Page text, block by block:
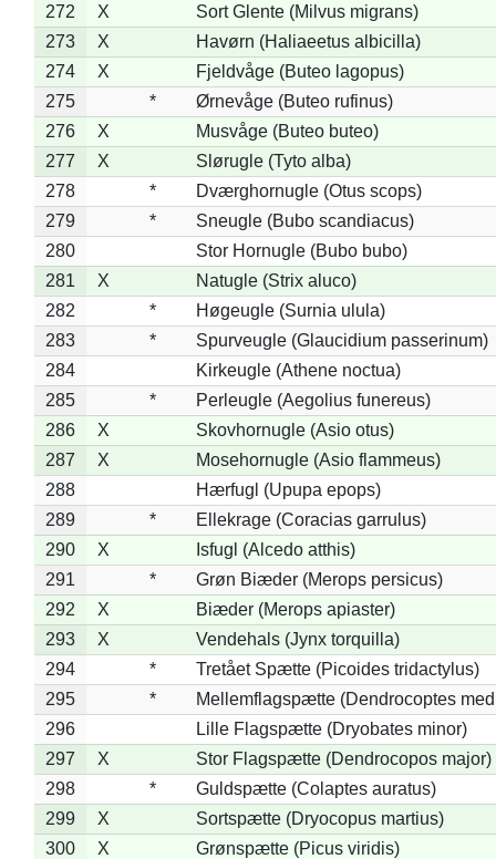
272
X
Sort Glente (Milvus migrans)
273
X
Havørn (Haliaeetus albicilla)
274
X
Fjeldvåge (Buteo lagopus)
275
*
Ørnevåge (Buteo rufinus)
276
X
Musvåge (Buteo buteo)
277
X
Slørugle (Tyto alba)
278
*
Dværghornugle (Otus scops)
279
*
Sneugle (Bubo scandiacus)
280
Stor Hornugle (Bubo bubo)
281
X
Natugle (Strix aluco)
282
*
Høgeugle (Surnia ulula)
283
*
Spurveugle (Glaucidium passerinum)
284
Kirkeugle (Athene noctua)
285
*
Perleugle (Aegolius funereus)
286
X
Skovhornugle (Asio otus)
287
X
Mosehornugle (Asio flammeus)
288
Hærfugl (Upupa epops)
289
*
Ellekrage (Coracias garrulus)
290
X
Isfugl (Alcedo atthis)
291
*
Grøn Biæder (Merops persicus)
292
X
Biæder (Merops apiaster)
293
X
Vendehals (Jynx torquilla)
294
*
Tretået Spætte (Picoides tridactylus)
295
*
Mellemflagspætte (Dendrocoptes
296
Lille Flagspætte (Dryobates minor)
297
X
Stor Flagspætte (Dendrocopos major)
298
*
Guldspætte (Colaptes auratus)
299
X
Sortspætte (Dryocopus martius)
300
X
Grønspætte (Picus viridis)